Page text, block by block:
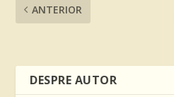
ANTERIOR
DESPRE AUTOR